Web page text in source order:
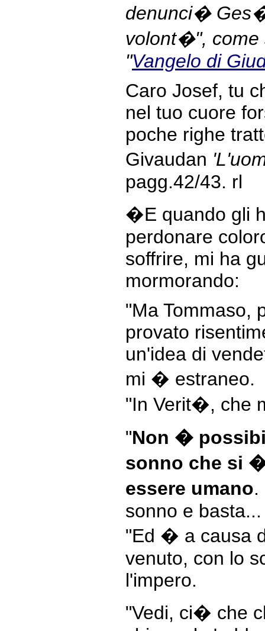
denunci�
volont�", come
"Vangelo di
Caro Josef, tu
nel tuo cuore
poche righe
Givaudan
pagg.42/43. rl
�E quando gli
perdonare
soffrire, mi ha
mormorando:
"Ma Tommaso,
provato
un'idea di
mi � estraneo.
"In Verit�, che
"Non �
sonno che si
essere umano.
sonno e basta...
"Ed � a causa
venuto, con lo
l'impero.
"Vedi, ci� che